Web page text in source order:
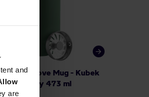
and
are
Carter Move Mug - Kubek
- Zielony 473 ml